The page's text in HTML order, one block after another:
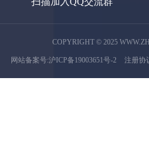
COPYRIGHT © 2025
网站备案号:沪ICP备19003651号-2 注册协